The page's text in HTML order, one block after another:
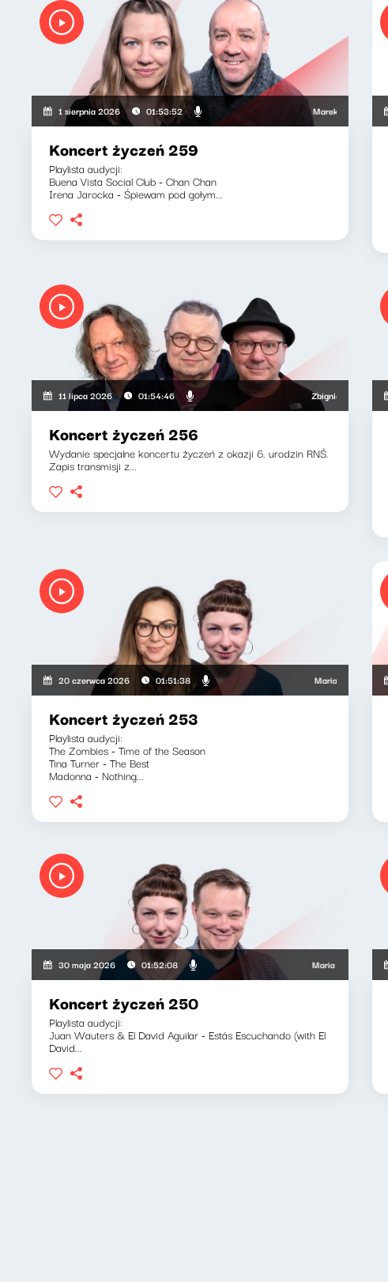
1 sierpnia 2026 01:53:52 Marek Napiórkowski,
Koncert życzeń 259
Playlista audycji:
Buena Vista Social Club - Chan Chan
Irena Jarocka - Śpiewam pod gołym...
11 lipca 2026 01:54:46 Zbigniew
Koncert życzeń 256
Wydanie specjalne koncertu życzeń z okazji 6. urodzin RNŚ.
Zapis transmisji z...
20 czerwca 2026 01:51:38 Maria Zamachowska,
Koncert życzeń 253
Playlista audycji:
The Zombies - Time of the Season
Tina Turner - The Best
Madonna - Nothing...
30 maja 2026 01:52:08 Maria Zamachowska,
Koncert życzeń 250
Playlista audycji:
Juan Wauters & El David Aguilar - Estás Escuchando (with El
David...